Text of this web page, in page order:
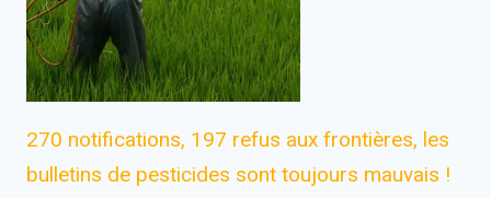
270 notifications, 197 refus aux frontières, les
bulletins de pesticides sont toujours mauvais !